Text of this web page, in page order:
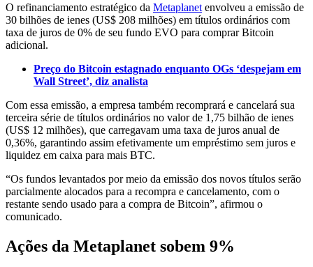
O refinanciamento estratégico da Metaplanet envolveu a emissão de
30 bilhões de ienes (US$ 208 milhões) em títulos ordinários com
taxa de juros de 0% de seu fundo EVO para comprar Bitcoin
adicional.
Preço do Bitcoin estagnado enquanto OGs ‘despejam em
Wall Street’, diz analista
Com essa emissão, a empresa também recomprará e cancelará sua
terceira série de títulos ordinários no valor de 1,75 bilhão de ienes
(US$ 12 milhões), que carregavam uma taxa de juros anual de
0,36%, garantindo assim efetivamente um empréstimo sem juros e
liquidez em caixa para mais BTC.
“Os fundos levantados por meio da emissão dos novos títulos serão
parcialmente alocados para a recompra e cancelamento, com o
restante sendo usado para a compra de Bitcoin”, afirmou o
comunicado.
Ações da Metaplanet sobem 9%